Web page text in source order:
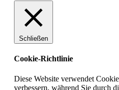
Schließen
Cookie-Richtlinie
Diese Website verwendet
verbessern, während Sie durch